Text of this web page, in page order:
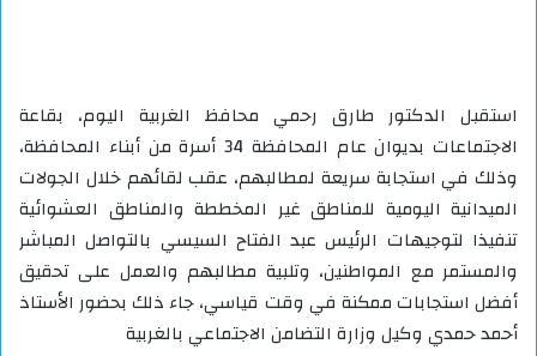
استقبل الدكتور طارق رحمي محافظ الغربية اليوم، بقاعة
الاجتماعات بديوان عام المحافظة 34 أسرة من أبناء المحافظة،
وذلك في استجابة سريعة لمطالبهم، عقب لقائهم خلال الجولات
الميدانية اليومية للمناطق غير المخططة والمناطق العشوائية
تنفيذا لتوجيهات الرئيس عبد الفتاح السيسي بالتواصل المباشر
والمستمر مع المواطنين، وتلبية مطالبهم والعمل على تحقيق
أفضل استجابات ممكنة في وقت قياسي، جاء ذلك بحضور الأستاذ
أحمد حمدي وكيل وزارة التضامن الاجتماعي بالغربية